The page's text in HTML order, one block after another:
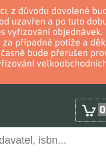
z důvodu dovolené
uzavřen a po tuto
vyřizování objednávek.
za případné potíže a
bude přerušen
0